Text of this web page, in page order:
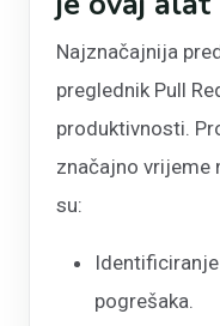
Najznačajnija
preglednik Pull
produktivnosti.
značajno vrijeme
su:
pogrešaka.